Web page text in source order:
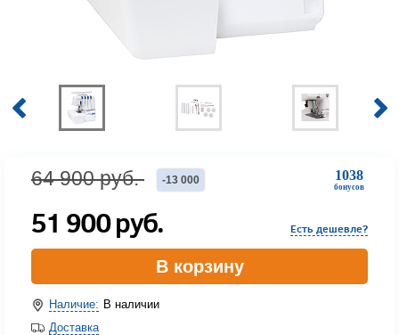
1038
бонусов
64 900 руб. -13 000
51 900руб. Есть дешевле?
В корзину
Наличие: В наличии
Доставка